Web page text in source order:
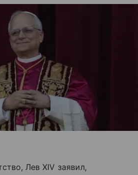
Лев XIV заявил,